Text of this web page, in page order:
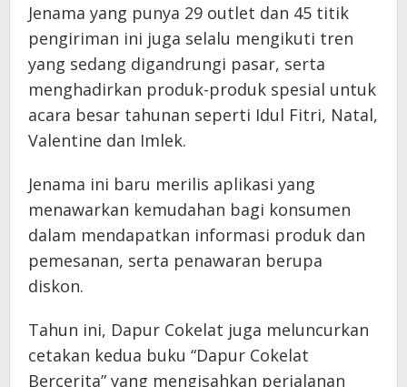
Jenama yang punya 29 outlet dan 45 titik
pengiriman ini juga selalu mengikuti tren
yang sedang digandrungi pasar, serta
menghadirkan produk-produk spesial untuk
acara besar tahunan seperti Idul Fitri, Natal,
Valentine dan Imlek.
Jenama ini baru merilis aplikasi yang
menawarkan kemudahan bagi konsumen
dalam mendapatkan informasi produk dan
pemesanan, serta penawaran berupa
diskon.
Tahun ini, Dapur Cokelat juga meluncurkan
cetakan kedua buku “Dapur Cokelat
Bercerita” yang mengisahkan perjalanan